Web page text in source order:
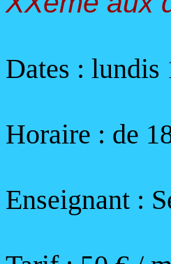
Dates : lundis
Horaire : de
Enseignant :